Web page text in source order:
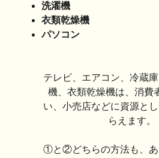
洗濯機
衣類乾燥機
パソコン
テレビ、エアコン、冷蔵
機、衣類乾燥機は、消費
い、小売店などに資源と
らえます。
①と②どちらの方法も、あ